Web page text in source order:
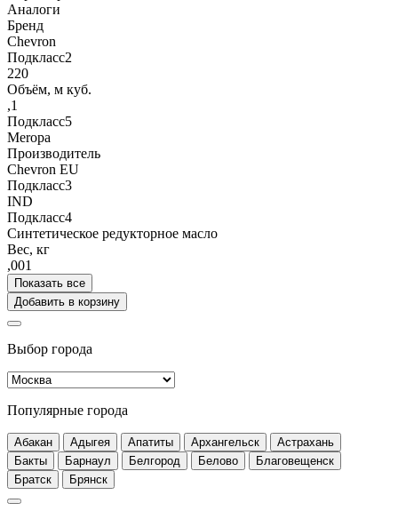
Аналоги
Бренд
Chevron
Подкласс2
220
Объём, м куб.
,1
Подкласс5
Meropa
Производитель
Chevron EU
Подкласс3
IND
Подкласс4
Синтетическое редукторное масло
Вес, кг
,001
Показать все
Добавить в корзину
Выбор города
Популярные города
Абакан Адыгея Апатиты Архангельск
Астрахань
Бакты
Барнаул Белгород Белово
Благовещенск
Братск
Брянск